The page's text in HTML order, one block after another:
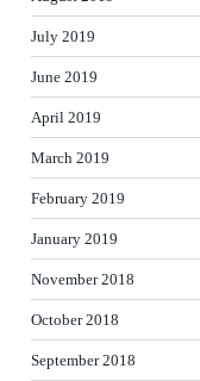
July 2019
June 2019
April 2019
March 2019
February 2019
January 2019
November 2018
October 2018
September 2018